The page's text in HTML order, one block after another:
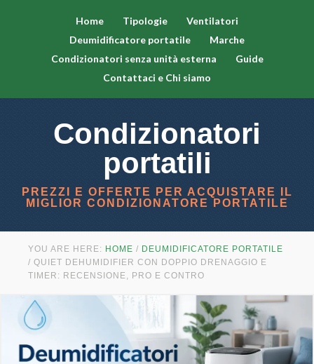
Home Tipologie
Ventilatori
Deumidificatore portatile
Marche
Condizionatori senza unità esterna
Guide
Contattaci e Chi siamo
Condizionatori
portatili
PREZZI E OFFERTE PER ACQUISTARE IL
MIGLIOR CONDIZIONATORE PORTATILE
YOU ARE HERE: HOME / DEUMIDIFICATORE PORTATILE
/ QUIET DEHUMIDIFIER CON DOPPIO DRENAGGIO E
TIMER: RECENSIONE, PRO E CONTRO